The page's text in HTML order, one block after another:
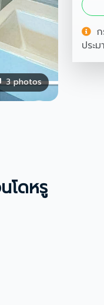
3photos
โดหรู
ประ